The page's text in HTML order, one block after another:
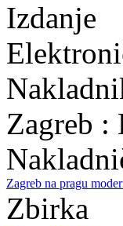
Izdanje
Zagreb :
Zagreb na pragu
Zbirka